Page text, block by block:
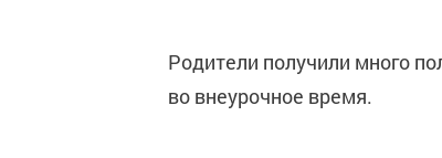
Родители получили много
во внеурочное время.